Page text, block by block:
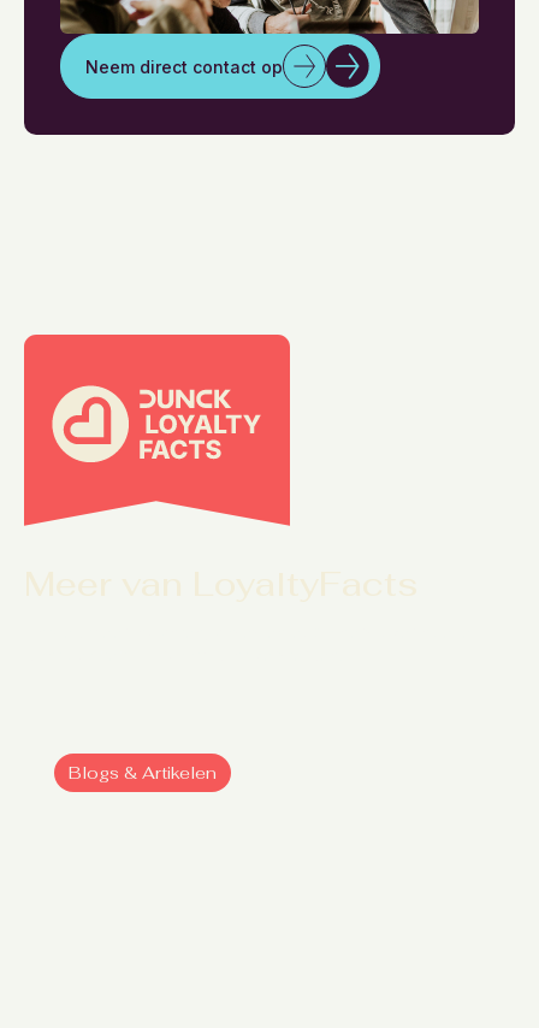
Neem direct contact op
Blogs & Artikelen